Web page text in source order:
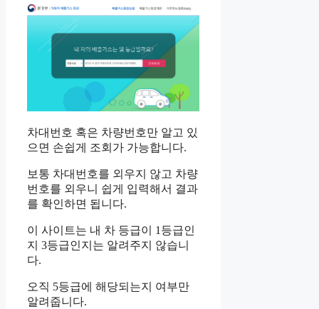
차대번호 혹은 차량번호만 알고 있
으면 손쉽게 조회가 가능합니다.
보통 차대번호를 외우지 않고 차량
번호를 외우니 쉽게 입력해서 결과
를 확인하면 됩니다.
이 사이트는 내 차 등급이 1등급인
지 3등급인지는 알려주지 않습니
다.
오직 5등급에 해당되는지 여부만
알려줍니다.